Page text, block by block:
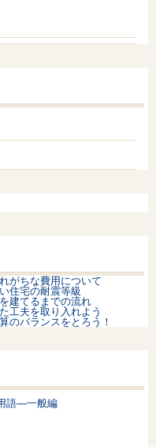
がちな費用について
住宅の耐震等級
建てるまでの流れ
工夫を取り入れよう
のバランスをとろう！
語—一般編